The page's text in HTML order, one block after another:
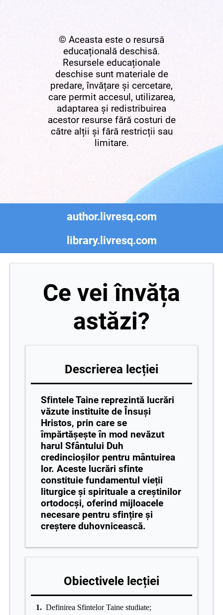
© Aceasta este o resursă
educațională deschisă.
Resursele educaționale
deschise sunt materiale de
predare, învățare și cercetare,
care permit accesul, utilizarea,
adaptarea și redistribuirea
acestor resurse fără costuri de
către alții și fără restricții sau
limitare.
author.livresq.com
library.livresq.com
Ce vei învăța
astăzi?
Descrierea lecției
Sfintele Taine reprezintă lucrări
văzute instituite de Însuși
Hristos, prin care se
împărtășește în mod nevăzut
harul Sfântului Duh
credincioșilor pentru mântuirea
lor. Aceste lucrări sfinte
constituie fundamentul vieții
liturgice și spirituale a creștinilor
ortodocși, oferind mijloacele
necesare pentru sfințire și
creștere duhovnicească.
Obiectivele lecției
1. Definirea Sfintelor Taine studiate;